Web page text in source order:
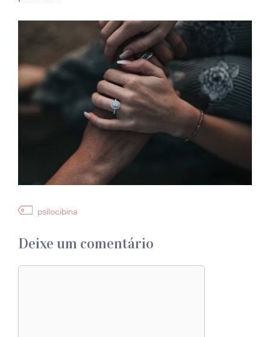
Etiquetas
psilocibina
Deixe um comentário